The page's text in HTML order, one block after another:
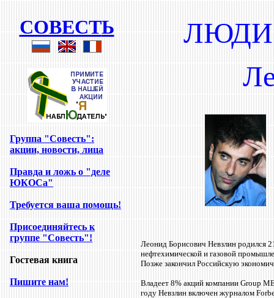
COBECTЬ
Группа "Совесть":
акции, новости, лица
Правда и ложь о "деле
ЮКОСа"
Требуется ваша помощь!
Присоединяйтесь к
группе "Совесть"!
Гостевая книга
Пишите нам!
Леонид Борисович Невзлин родился
нефтехимической и газовой
Позже закончил Российскую
Владеет 8% акций компании Group
году Невзлин включен журналом